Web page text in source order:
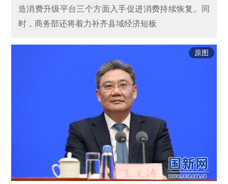
造消费升级平台三个方面入手促进消费持续恢复。同
时，商务部还将着力补齐县域经济短板
原图